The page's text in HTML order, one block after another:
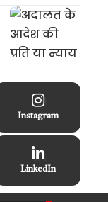
Instagram
LinkedIn